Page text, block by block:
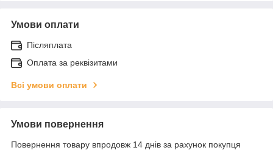
Умови оплати
Післяплата
Оплата за реквізитами
Всі умови оплати
Умови повернення
Повернення товару впродовж 14 днів за рахунок покупця